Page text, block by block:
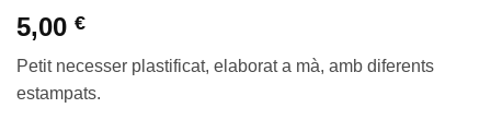
5,00 €
Petit necesser plastificat, elaborat a mà, amb diferents
estampats.